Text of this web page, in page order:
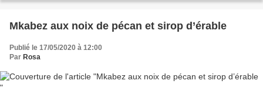
Mkabez aux noix de pécan et sirop d’érable
Publié le 17/05/2020 à 12:00
Par Rosa